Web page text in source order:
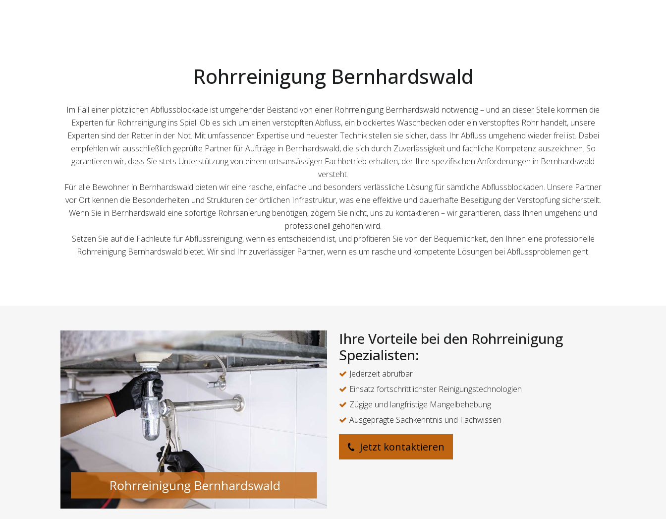
Rohrreinigung Bernhardswald
Im Fall einer plötzlichen Abflussblockade ist umgehender Beistand von einer Rohrreinigung Bernhardswald notwendig – und an dieser Stelle kommen die
Experten für Rohrreinigung ins Spiel. Ob es sich um einen verstopften Abfluss, ein blockiertes Waschbecken oder ein verstopftes Rohr handelt, unsere
Experten sind der Retter in der Not. Mit umfassender Expertise und neuester Technik stellen sie sicher, dass Ihr Abfluss umgehend wieder frei ist. Dabei
empfehlen wir ausschließlich geprüfte Partner für Aufträge in Bernhardswald, die sich durch Zuverlässigkeit und fachliche Kompetenz auszeichnen. So
garantieren wir, dass Sie stets Unterstützung von einem ortsansässigen Fachbetrieb erhalten, der Ihre spezifischen Anforderungen in Bernhardswald
versteht.
Für alle Bewohner in Bernhardswald bieten wir eine rasche, einfache und besonders verlässliche Lösung für sämtliche Abflussblockaden. Unsere Partner
vor Ort kennen die Besonderheiten und Strukturen der örtlichen Infrastruktur, was eine effektive und dauerhafte Beseitigung der Verstopfung sicherstellt.
Wenn Sie in Bernhardswald eine sofortige Rohrsanierung benötigen, zögern Sie nicht, uns zu kontaktieren – wir garantieren, dass Ihnen umgehend und
professionell geholfen wird.
Setzen Sie auf die Fachleute für Abflussreinigung, wenn es entscheidend ist, und profitieren Sie von der Bequemlichkeit, den Ihnen eine professionelle
Rohrreinigung Bernhardswald bietet. Wir sind Ihr zuverlässiger Partner, wenn es um rasche und kompetente Lösungen bei Abflussproblemen geht.
Ihre Vorteile bei den Rohrreinigung
Spezialisten:
Jederzeit abrufbar
Einsatz fortschrittlichster Reinigungstechnologien
Zügige und langfristige Mangelbehebung
Ausgeprägte Sachkenntnis und Fachwissen
Jetzt kontaktieren